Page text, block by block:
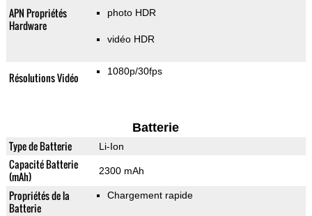
APN Propriétés
Hardware
photo HDR
vidéo HDR
Résolutions Vidéo 1080p/30fps
Batterie
Type de Batterie Li-Ion
Capacité Batterie
(mAh)
2300 mAh
Propriétés de la
Batterie
Chargement rapide